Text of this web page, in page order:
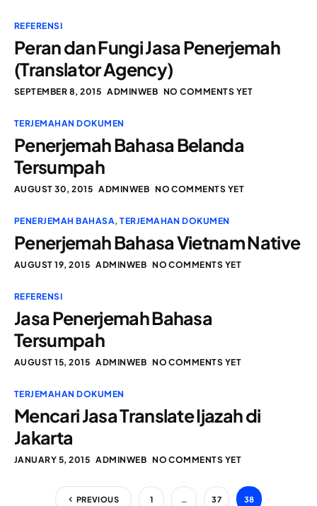
REFERENSI
Peran dan Fungi Jasa Penerjemah
(Translator Agency)
SEPTEMBER 8, 2015 ADMINWEB NO COMMENTS YET
TERJEMAHAN DOKUMEN
Penerjemah Bahasa Belanda
Tersumpah
AUGUST 30, 2015 ADMINWEB NO COMMENTS YET
PENERJEMAH BAHASA,TERJEMAHAN DOKUMEN
Penerjemah Bahasa Vietnam Native
AUGUST 19, 2015 ADMINWEB NO COMMENTS YET
REFERENSI
Jasa Penerjemah Bahasa
Tersumpah
AUGUST 15, 2015 ADMINWEB NO COMMENTS YET
TERJEMAHAN DOKUMEN
Mencari Jasa Translate Ijazah di
Jakarta
JANUARY 5, 2015 ADMINWEB NO COMMENTS YET
PREVIOUS 1 37 38